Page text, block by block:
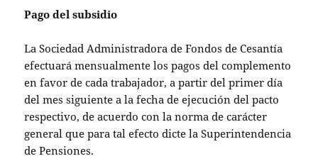
Pago del subsidio
La Sociedad Administradora de Fondos de Cesantía
efectuará mensualmente los pagos del complemento
en favor de cada trabajador, a partir del primer día
del mes siguiente a la fecha de ejecución del pacto
respectivo, de acuerdo con la norma de carácter
general que para tal efecto dicte la Superintendencia
de Pensiones.